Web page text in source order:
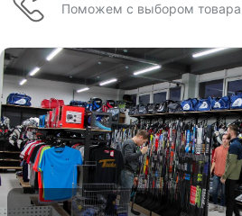
Поможем с выбором